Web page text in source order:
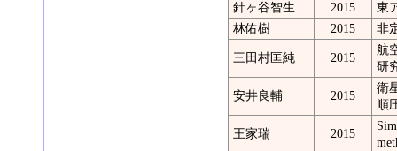
針ヶ谷智生
2015
東
林佑樹
2015 非
三田村匡純 2015
航
研
安井良輔 2015
衛
順
王家瑞 2015